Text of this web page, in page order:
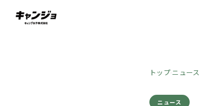
トップ›ニュース
ニュース